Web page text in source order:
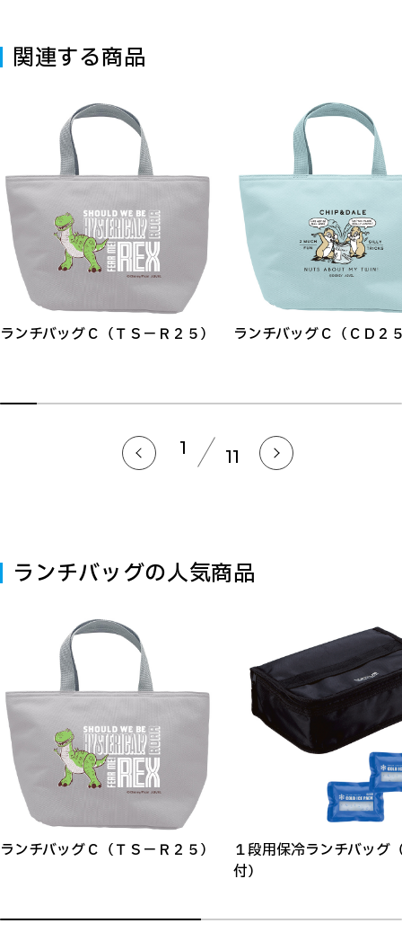
関連する商品
ランチバッグＣ（ＴＳ－Ｒ２５） ランチバッグＣ（ＣＤ２
1 11
ランチバッグの人気商品
ランチバッグＣ（ＴＳ－Ｒ２５）
１段用保冷ランチバッグ
付）